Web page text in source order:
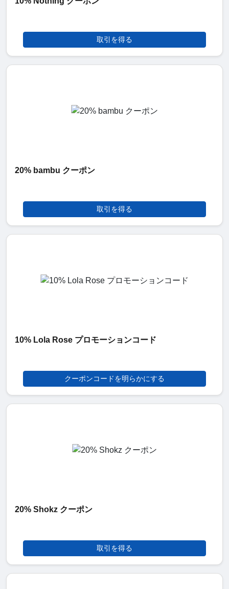
取引を得る
20% bambu クーポン
取引を得る
10% Lola Rose プロモーションコード
クーポンコードを明らかにする
20% Shokz クーポン
取引を得る